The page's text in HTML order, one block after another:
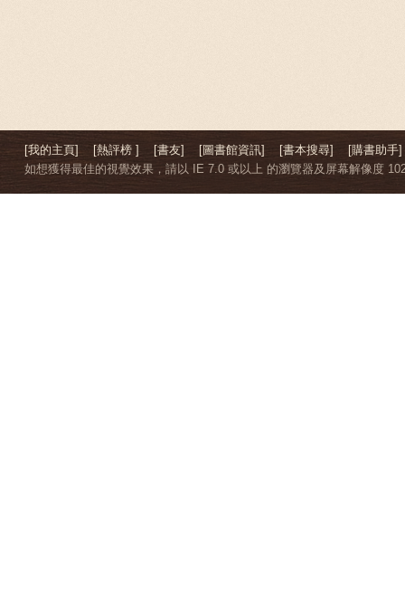
[我的主頁] [熱評榜 ] [書友] [圖書館資訊] [書本搜尋]
[購書助手]
如想獲得最佳的視覺效果，請以 IE 7.0 或以上 的瀏覽器及屏幕解像度